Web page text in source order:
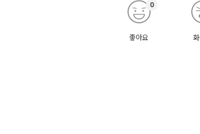
좋아요
0